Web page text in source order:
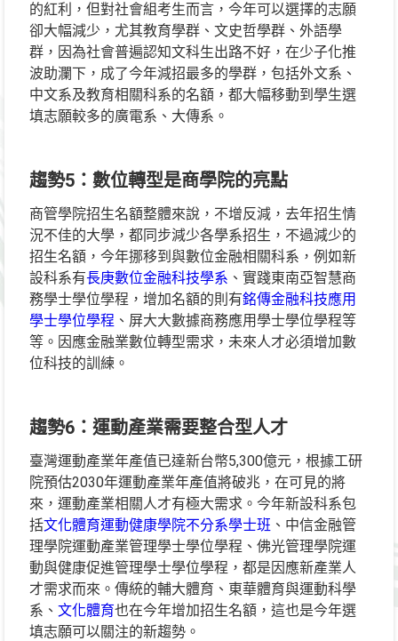
的紅利，但對社會組考生而言，今年可以選擇的志願
卻大幅減少，尤其教育學群、文史哲學群、外語學
群，因為社會普遍認知文科生出路不好，在少子化推
波助瀾下，成了今年減招最多的學群，包括外文系、
中文系及教育相關科系的名額，都大幅移動到學生選
填志願較多的廣電系、大傳系。
趨勢5 ：數位轉型是商學院的亮點
商管學院招生名額整體來說，不增反減，去年招生情
況不佳的大學，都同步減少各學系招生，不過減少的
招生名額，今年挪移到與數位金融相關科系，例如新
設科系有長庚數位金融科技學系 、實踐東南亞智慧商
務學士學位學程，增加名額的則有銘傳金融科技應用
學士學位學程 、屏大大數據商務應用學士學位學程等
等。因應金融業數位轉型需求，未來人才必須增加數
位科技的訓練。
趨勢6 ：運動產業需要整合型人才
臺灣運動產業年產值已達新台幣5,300億元，根據工研
院預估2030年運動產業年產值將破兆，在可見的將
來，運動產業相關人才有極大需求。今年新設科系包
括文化體育運動健康學院不分系學士班 、中信金融管
理學院運動產業管理學士學位學程、佛光管理學院運
動與健康促進管理學士學位學程，都是因應新產業人
才需求而來。傳統的輔大體育、東華體育與運動科學
系、 文化體育也在今年增加招生名額，這也是今年選
填志願可以關注的新趨勢。